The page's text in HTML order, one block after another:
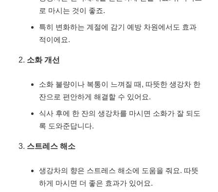
로 마시는 것이 좋죠.
특히 변화하는 계절에 감기 예방 차원에서도 효과
적이에요.
소화 개선
소화 불량이나 복통이 느껴질 때, 따뜻한 생강차 한
잔으로 편안하게 해결할 수 있어요.
식사 후에 한 잔의 생강차를 마시면 소화가 잘 되도
록 도와준답니다.
스트레스 해소
생강차의 향은 스트레스 해소에 도움을 줘요. 따뜻
하게 마시면 더 좋은 효과가 있어요.